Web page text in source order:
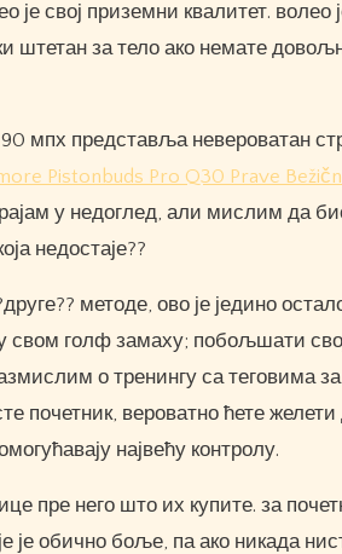
је свој приземни квалитет. волео
штетан за тело ако немате
мпх представља невероватан
Pistonbuds Pro Q30 Prave
у недоглед, али мислим да
недостаје??
методе, ово је једино
свом голф замаху; побољшати
о тренингу са теговима
почетник, вероватно ћете
највећу контролу.
пре него што их купите. за
је обично боље, па ако никада